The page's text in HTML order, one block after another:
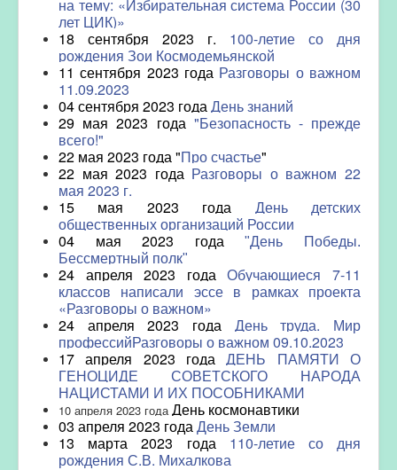
на тему: «Избирательная система России (30
лет ЦИК)»
18 сентября 2023 г. 100-летие со дня
рождения Зои Космодемьянской
11 сентября 2023 года Разговоры о важном
11.09.2023
04 сентября 2023 годаДень знаний
29 мая 2023 года "Безопасность - прежде
всего!"
22 мая 2023 года "Про счастье"
22 мая 2023 года Разговоры о важном 22
мая 2023 г.
15 мая 2023 года День детских
общественных организаций России
04 мая 2023 года"День Победы.
Бессмертный полк"
24 апреля 2023 годаОбучающиеся 7-11
классов написали эссе в рамках проекта
«Разговоры о важном»
24 апреля 2023 года День труда. Мир
профессийРазговоры о важном 09.10.2023
17 апреля 2023 годаДЕНЬ ПАМЯТИ О
ГЕНОЦИДЕ СОВЕТСКОГО НАРОДА
НАЦИСТАМИ И ИХ ПОСОБНИКАМИ
10 апреля 2023 года День космонавтики
03 апреля 2023 годаДень Земли
13 марта 2023 года 110-летие со дня
рождения С.В. Михалкова